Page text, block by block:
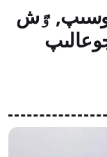
ٷش